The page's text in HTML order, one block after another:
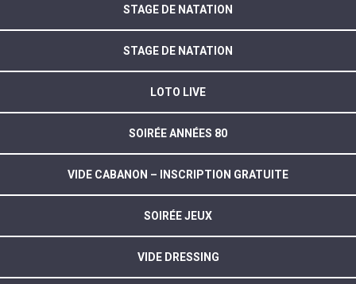
STAGE DE NATATION
STAGE DE NATATION
LOTO LIVE
SOIRÉE ANNÉES 80
VIDE CABANON – INSCRIPTION GRATUITE
SOIRÉE JEUX
VIDE DRESSING